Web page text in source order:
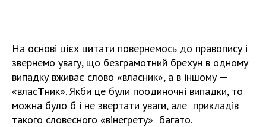
На основі цієх цитати повернемось до правопису і
звернемо увагу, що безграмотний брехун в одному
випадку вживає слово «власник», а в іншому —
«власТник». Якби це були поодиночні випадки, то
можна було б і не звертати уваги, але прикладів
такого словесного «вінегрету» багато.